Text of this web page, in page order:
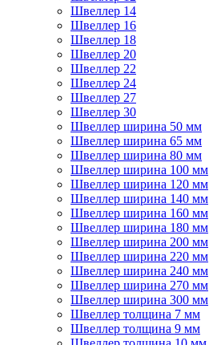
Швеллер 14
Швеллер 16
Швеллер 18
Швеллер 20
Швеллер 22
Швеллер 24
Швеллер 27
Швеллер 30
Швеллер ширина 50 мм
Швеллер ширина 65 мм
Швеллер ширина 80 мм
Швеллер ширина 100 мм
Швеллер ширина 120 мм
Швеллер ширина 140 мм
Швеллер ширина 160 мм
Швеллер ширина 180 мм
Швеллер ширина 200 мм
Швеллер ширина 220 мм
Швеллер ширина 240 мм
Швеллер ширина 270 мм
Швеллер ширина 300 мм
Швеллер толщина 7 мм
Швеллер толщина 9 мм